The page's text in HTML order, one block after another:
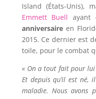
Island (États-Unis),
Emmett Buell ayant
anniversaireen
2015. Ce dernier est
toile, pour le combat
« On a tout fait pour lui
Et depuis qu’il est né,
maladie. Nous avons